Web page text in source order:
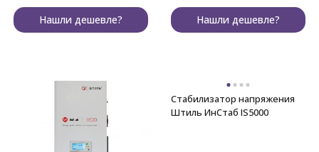
Нашли дешевле? Нашли дешевле?
Стабилизатор напряжения
Штиль ИнСтаб IS5000